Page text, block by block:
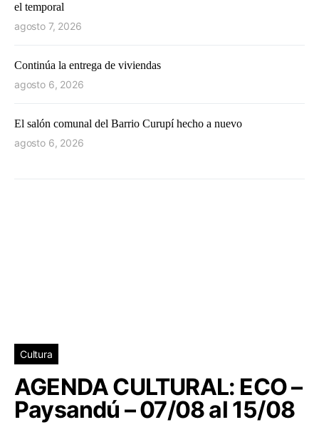
el temporal
agosto 7, 2026
Continúa la entrega de viviendas
agosto 6, 2026
El salón comunal del Barrio Curupí hecho a nuevo
agosto 6, 2026
Cultura
AGENDA CULTURAL: ECO –
Paysandú – 07/08 al 15/08